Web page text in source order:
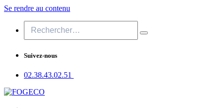
Se rendre au contenu
Suivez-nous
02.38.43​.02.51